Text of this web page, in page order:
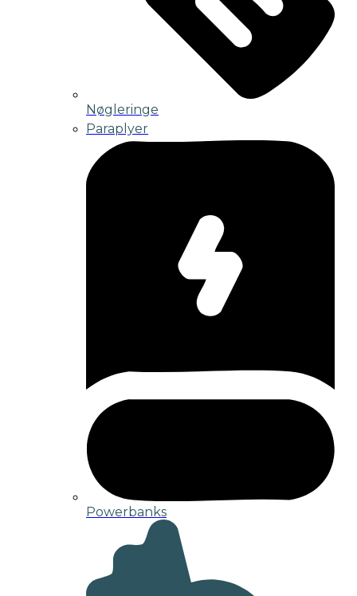
Nøgleringe
Paraplyer
Powerbanks